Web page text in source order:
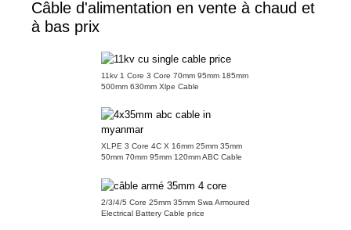
Câble d'alimentation en vente à chaud et
à bas prix
11kv 1 Core 3 Core 70mm 95mm 185mm
500mm 630mm Xlpe Cable
XLPE 3 Core 4C X 16mm 25mm 35mm
50mm 70mm 95mm 120mm ABC Cable
2/3/4/5 Core 25mm 35mm Swa Armoured
Electrical Battery Cable price